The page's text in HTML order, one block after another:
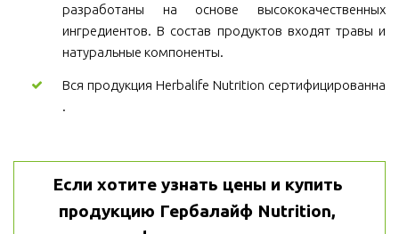
разработаны на основе высококачественных
ингредиентов. В состав продуктов входят травы и
натуральные компоненты.
Вся продукция Herbalife Nutrition сертифицированна
.
Если хотите узнать цены и купить
продукцию Гербалайф Nutrition,